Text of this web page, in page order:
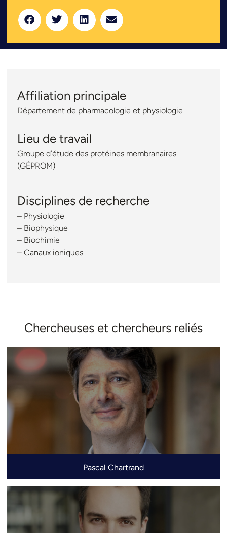
Affiliation principale
Département de pharmacologie et physiologie
Lieu de travail
Groupe d’étude des protéines membranaires
(GÉPROM)
Disciplines de recherche
– Physiologie
– Biophysique
– Biochimie
– Canaux ioniques
Chercheuses et chercheurs reliés
Pascal Chartrand